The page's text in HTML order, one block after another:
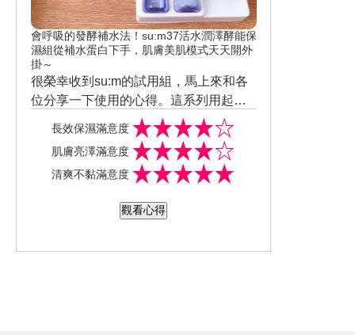
會呼吸的發酵補水法！su:m37活水潤澤酵能保
濕組從補水蛋白下手，肌膚美肌模式天天開外
掛～
很榮幸收到su:m的試用組，馬上來和各
位分享一下使用的心得。這系列用起來
很保濕，隔了好幾個小時後撫摸臉頰還
是很清爽、很水嫩，而且水凝乳不會很
黏膩，非常容易吸收，很適合像我這樣
有油性肌膚的人使用；此外，這系列的
歡水凝乳的柑橘味，並不會讓人有不舒
來真的覺得容易吸收、保濕夠、不刺
長效保濕滿意度
肌膚亮澤滿意度
清爽不黏滿意度
觀看心得